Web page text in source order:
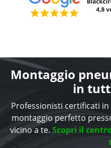
Montaggio
in
Professionisti certificati
montaggio perfetto
vicino a te. Scopri il